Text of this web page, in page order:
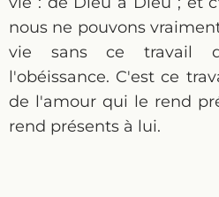
nous ne pouvons
vie sans ce travail
l'obéissance. C'est ce
de l'amour qui le rend
rend présents à lui.